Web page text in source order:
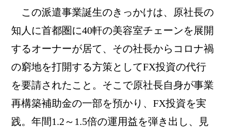
この派遣事業誕生のきっかけは、原社長の
知人に首都圏に40軒の美容室チェーンを展開
するオーナーが居て、その社長からコロナ禍
の窮地を打開する方策としてFX投資の代行
を要請されたこと。そこで原社長自身が事業
再構築補助金の一部を預かり、FX投資を実
践。年間1.2～1.5倍の運用益を弾き出し、見